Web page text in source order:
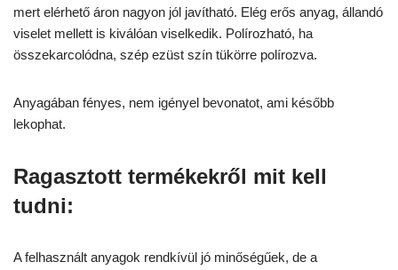
mert elérhető áron nagyon jól javítható. Elég erős anyag, állandó
viselet mellett is kiválóan viselkedik. Polírozható, ha
összekarcolódna, szép ezüst szín tükörre polírozva.
Anyagában fényes, nem igényel bevonatot, ami később
lekophat.
Ragasztott termékekről mit kell
tudni:
A felhasznált anyagok rendkívül jó minőségűek, de a